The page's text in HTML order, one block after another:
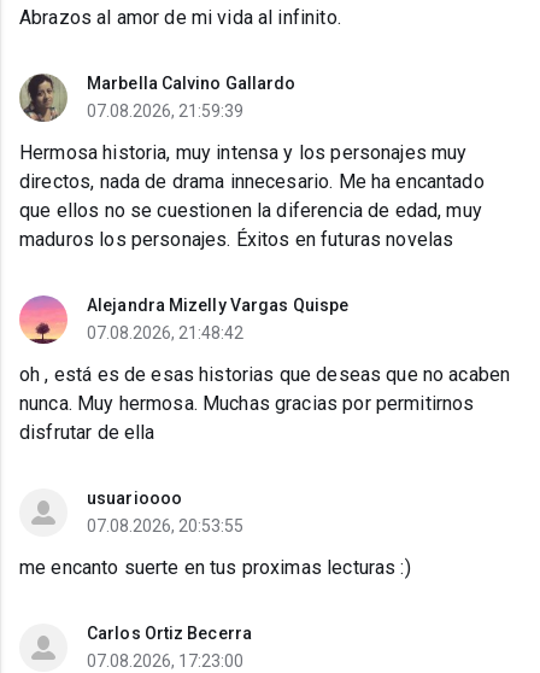
Abrazos al amor de mi vida al infinito.
Marbella Calvino Gallardo
07.08.2026, 21:59:39
Hermosa historia, muy intensa y los personajes muy
directos, nada de drama innecesario. Me ha encantado
que ellos no se cuestionen la diferencia de edad, muy
maduros los personajes. Éxitos en futuras novelas
Alejandra Mizelly Vargas Quispe
07.08.2026, 21:48:42
oh , está es de esas historias que deseas que no acaben
nunca. Muy hermosa. Muchas gracias por permitirnos
disfrutar de ella
usuarioooo
07.08.2026, 20:53:55
me encanto suerte en tus proximas lecturas :)
Carlos Ortiz Becerra
07.08.2026, 17:23:00